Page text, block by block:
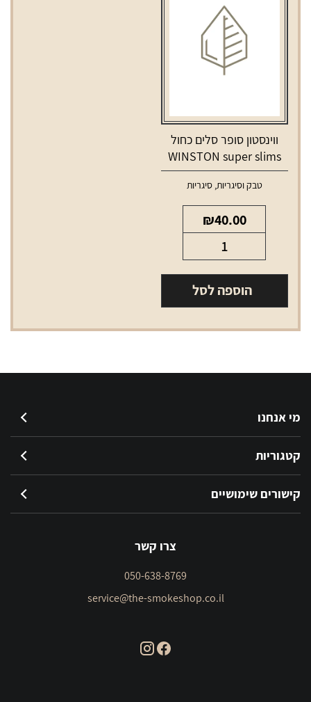
ווינסטון סופר סלים כחול
WINSTON super slims
blue
טבק וסיגריות,סיגריות
₪40.00
של
ווינסטון
סופר
super
blue
הוספה לסל
מי אנחנו
קטגוריות
קישורים שימושיים
צרו קשר
050-638-8769
service@the-smokeshop.co.il